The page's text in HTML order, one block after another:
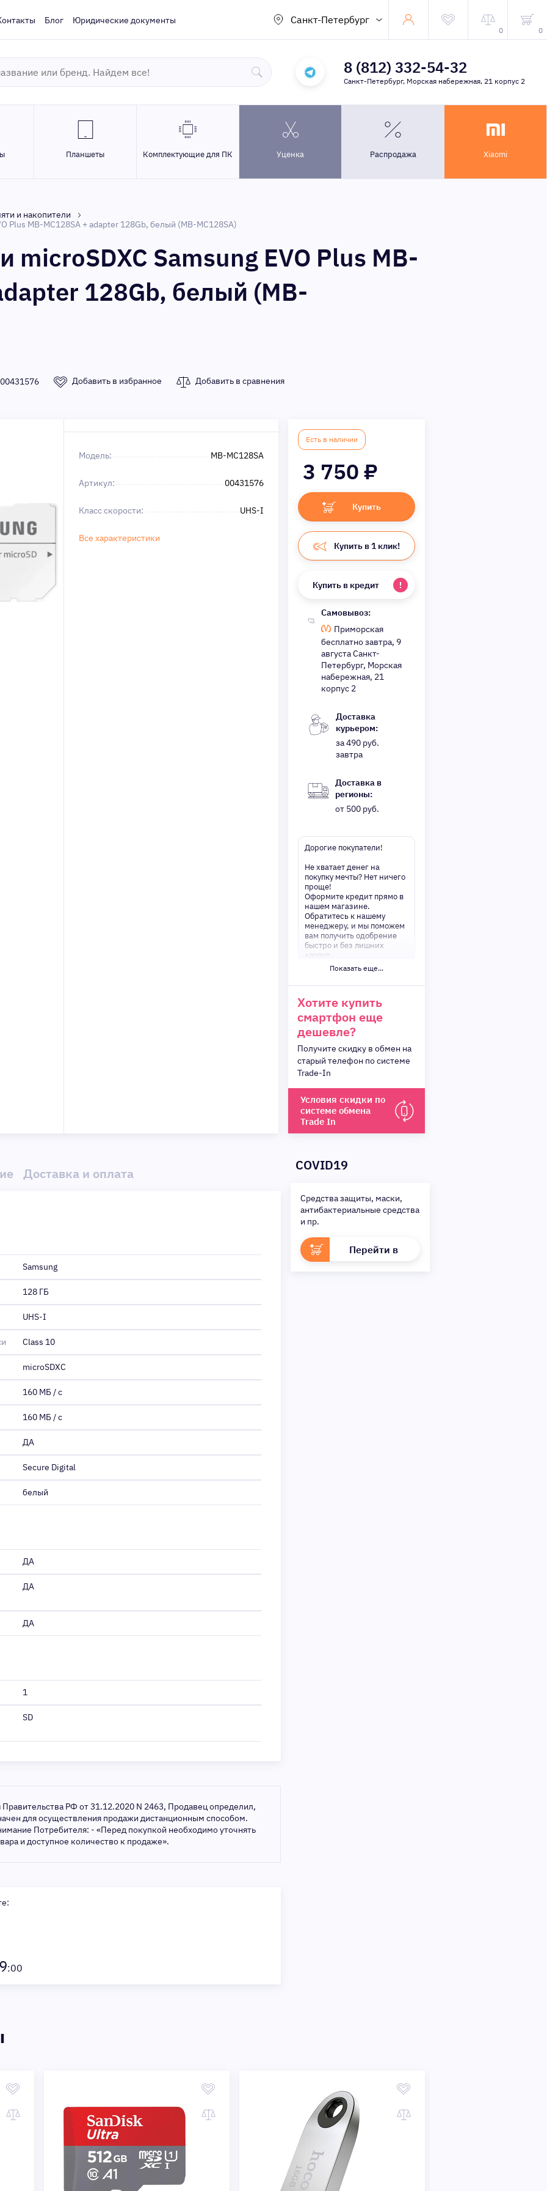
Блог Юридические документы Санкт-Петербург
0 0
8 (812) 332-54-32
Санкт-Петербург, Морская набережная, 21 корпус 2
Планшеты Комплектующие для ПК Уценка Распродажа Xiaomi
и накопители
Plus MB-MC128SA + adapter 128Gb, белый (MB-MC128SA)
microSDXC Samsung EVO Plus MB-
128Gb, белый (MB-
00431576 Добавить в избранное Добавить в сравнения
Модель: MB-MC128SA
Артикул: 00431576
Класс скорости: UHS-I
Все характеристики
Есть в наличии
3 750₽
Купить
Купить в 1 клик!
Купить в кредит
Самовывоз:
Приморская
бесплатно завтра, 9
августа Санкт-
Петербург, Морская
набережная, 21
корпус 2
Доставка
курьером:
за 490 руб.
завтра
Доставка в
регионы:
от 500 руб.
Дорогие покупатели!
Не хватает денег на
покупку мечты? Нет ничего
проще!
Оформите кредит прямо в
нашем магазине.
Обратитесь к нашему
менеджеру, и мы поможем
вам получить одобрение
быстро и без лишних
хлопот.
-Мгновенное решение по
-Минимум документов —
только паспорт
-Удобные сроки и низкие
процентные ставки
Не откладывайте свои
желания на потом!
Получите то, что нужно,
✨
Сделайте шаг к своей
мечте — мы поможем вам в
этом!
Показать еще...
Хотите купить
смартфон еще
дешевле?
Получите скидку в обмен на
старый телефон по системе
Trade-In
Условия скидки по
системе обмена
Trade In
Доставка и оплата
Samsung
128 ГБ
UHS-I
Class 10
microSDXC
160 МБ / с
160 МБ / с
ДА
Secure Digital
белый
ДА
ДА
ДА
1
SD
Правительства РФ от 31.12.2020 N 2463, Продавец определил,
для осуществления продажи дистанционным способом.
Потребителя: - «Перед покупкой необходимо уточнять
и доступное количество к продаже».
:00
COVID19
Средства защиты, маски,
антибактериальные средства
и пр.
Перейти в